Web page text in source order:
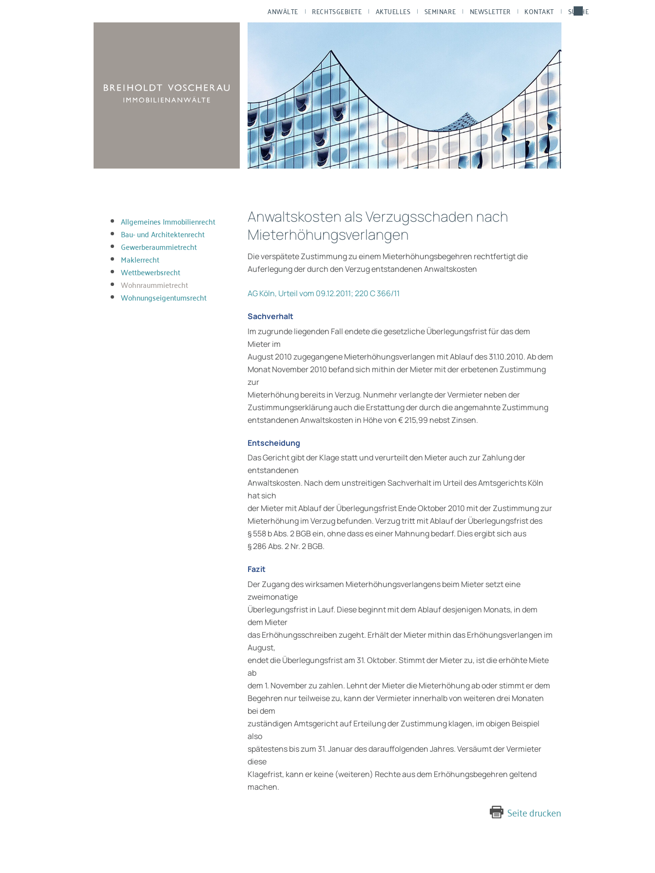
ANWÄLTE RECHTSGEBIETE AKTUELLES SEMINARE NEWSLETTER KONTAKT SUCHE
Allgemeines Immobilienrecht
Bau- und Architektenrecht
Gewerberaummietrecht
Maklerrecht
Wettbewerbsrecht
Wohnraummietrecht
Wohnungseigentumsrecht
Anwaltskosten als Verzugsschaden nach
Mieterhöhungsverlangen
Die verspätete Zustimmung zu einem Mieterhöhungsbegehren rechtfertigt die
Auferlegung der durch den Verzug entstandenen Anwaltskosten
AG Köln, Urteil vom 09.12.2011; 220 C 366/11
Sachverhalt
Im zugrunde liegenden Fall endete die gesetzliche Überlegungsfrist für das dem
Mieter im
August 2010 zugegangene Mieterhöhungsverlangen mit Ablauf des 31.10.2010. Ab dem
Monat November 2010 befand sich mithin der Mieter mit der erbetenen Zustimmung
zur
Mieterhöhung bereits in Verzug. Nunmehr verlangte der Vermieter neben der
Zustimmungserklärung auch die Erstattung der durch die angemahnte Zustimmung
entstandenen Anwaltskosten in Höhe von € 215,99 nebst Zinsen.
Entscheidung
Das Gericht gibt der Klage statt und verurteilt den Mieter auch zur Zahlung der
entstandenen
Anwaltskosten. Nach dem unstreitigen Sachverhalt im Urteil des Amtsgerichts Köln
hat sich
der Mieter mit Ablauf der Überlegungsfrist Ende Oktober 2010 mit der Zustimmung zur
Mieterhöhung im Verzug befunden. Verzug tritt mit Ablauf der Überlegungsfrist des
§ 558 b Abs. 2 BGB ein, ohne dass es einer Mahnung bedarf. Dies ergibt sich aus
§ 286 Abs. 2 Nr. 2 BGB.
Fazit
Der Zugang des wirksamen Mieterhöhungsverlangens beim Mieter setzt eine
zweimonatige
Überlegungsfrist in Lauf. Diese beginnt mit dem Ablauf desjenigen Monats, in dem
dem Mieter
das Erhöhungsschreiben zugeht. Erhält der Mieter mithin das Erhöhungsverlangen im
August,
endet die Überlegungsfrist am 31. Oktober. Stimmt der Mieter zu, ist die erhöhte Miete
ab
dem 1. November zu zahlen. Lehnt der Mieter die Mieterhöhung ab oder stimmt er dem
Begehren nur teilweise zu, kann der Vermieter innerhalb von weiteren drei Monaten
bei dem
zuständigen Amtsgericht auf Erteilung der Zustimmung klagen, im obigen Beispiel
also
spätestens bis zum 31. Januar des darauffolgenden Jahres. Versäumt der Vermieter
diese
Klagefrist, kann er keine (weiteren) Rechte aus dem Erhöhungsbegehren geltend
machen.
Seite drucken